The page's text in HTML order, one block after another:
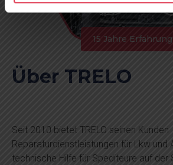
15 Jahre Erfahrung
Über TRELO
Seit 2010 bietet TRELO seinen Kunden
Reparaturdienstleistungen für Lkw und
technische Hilfe für Spediteure auf der